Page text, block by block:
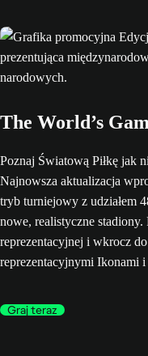
The World’s
Poznaj Światową Piłkę jak
Najnowsza aktualizacja
tryb turniejowy z udziałem
nowe, realistyczne
reprezentacyjnej i wkrocz
reprezentacyjnymi Ikonami
Graj teraz